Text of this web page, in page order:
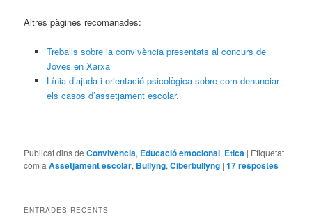
Altres pàgines recomanades:
Treballs sobre la convivència presentats al concurs de
Joves en Xarxa
Línia d’ajuda i orientació psicològica sobre com denunciar
els casos d’assetjament escolar.
Publicat dins de Convivència, Educació emocional, Ètica | Etiquetat
com a Assetjament escolar, Bullyng,Ciberbullyng |17respostes
ENTRADES RECENTS